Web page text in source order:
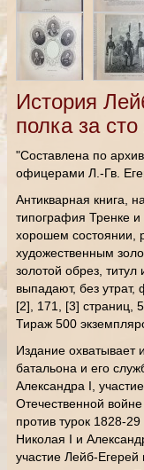
История
полка за
"Составлена по
офицерами Л.-Гв.
Антикварная книга,
типография Тренке
хорошем состоянии,
художественным
золотой обрез,
выпадают, без
[2], 171, [3] страниц,
Тираж 500
Издание охватывает
батальона и его
Александра I,
Отечественной
против турок 1828-
Николая I и
участие Лейб-Егерей